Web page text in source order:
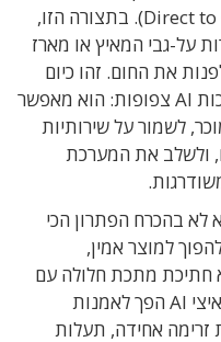
Direct to בתצורה הזו,
על-גבי המאיץ או מארז
לפנות את החום. זהו כיום
AI צפופות: הוא מאפשר
, לשמור על שירותיות
, ולשלב את המערכת
.
לא בהכרח הפתרון הכי
למוצר אמין,
חתיכת מתכת חלולה עם
AI הפך לאמנות
זרימה אחידה, תעלות